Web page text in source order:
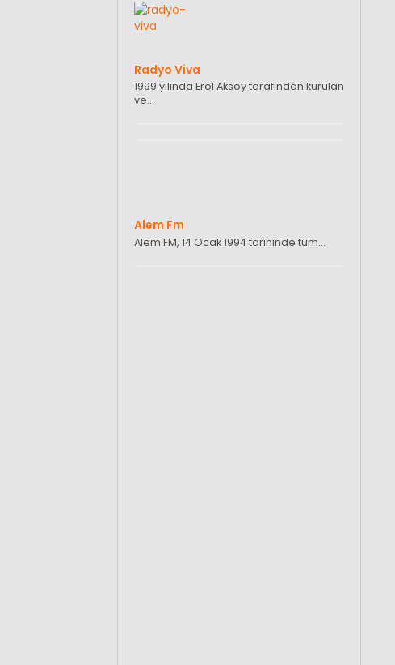
Radyo Viva
1999 yılında Erol Aksoy tarafından kurulan
ve…
Alem Fm
Alem FM, 14 Ocak 1994 tarihinde tüm…